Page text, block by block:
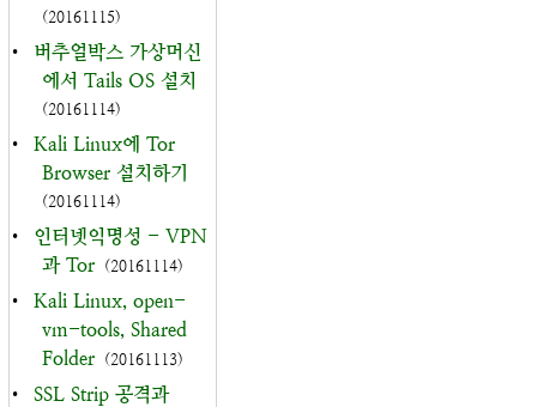
(20161115)
•
버추얼박스 가상머신
에서 Tails OS 설치
(20161114)
•
Kali Linux에 Tor
Browser 설치하기
(20161114)
•
인터넷익명성 - VPN
과 Tor (20161114)
•
Kali Linux, open-
vm-tools, Shared
Folder (20161113)
•
SSL Strip 공격과